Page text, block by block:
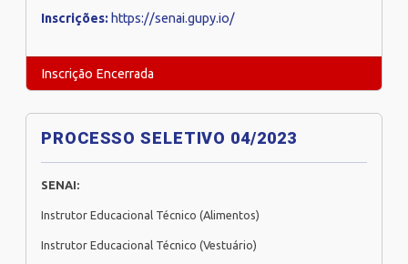
Inscrições: https://senai.gupy.io/
Inscrição Encerrada
PROCESSO SELETIVO 04/2023
SENAI:
Instrutor Educacional Técnico (Alimentos)
Instrutor Educacional Técnico (Vestuário)